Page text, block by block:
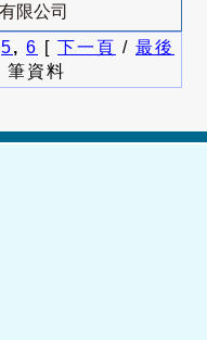
限公司
5, 6 [ 下一頁 / 最後
筆資料